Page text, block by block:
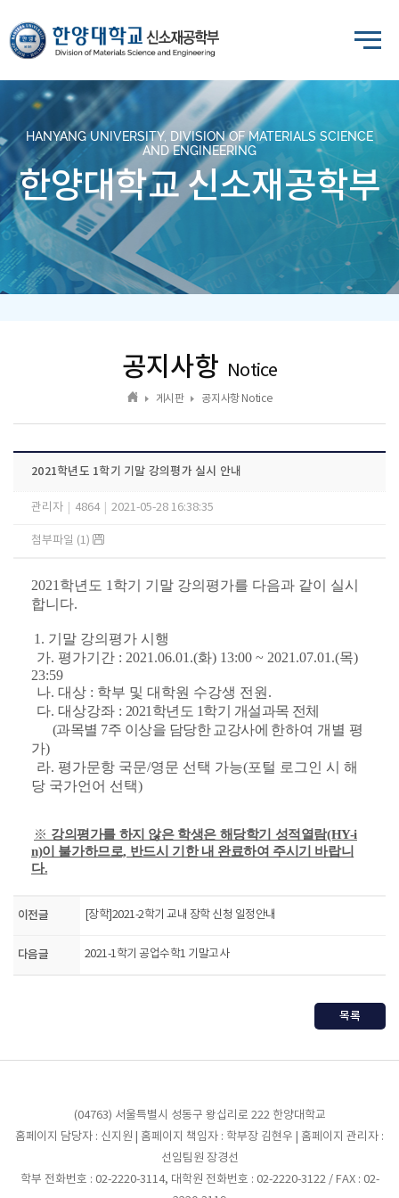
HANYANG UNIVERSITY, DIVISION OF MATERIALS SCIENCE
AND ENGINEERING
한양대학교 신소재공학부
공지사항 Notice
게시판 공지사항 Notice
2021학년도 1학기 기말 강의평가 실시 안내
관리자 4864 2021-05-28 16:38:35
첨부파일 (1)
2021 학년도 1 학기 기말 강의평가를 다음과 같이 실시
합니다.
1. 기말 강의평가 시행
가. 평가기간 : 2021.06.01.(화) 13:00 ~ 2021.07.01.(목)
23:59
나. 대상 : 학부 및 대학원 수강생 전원 .
다. 대상강좌 : 2021 학년도 1학기 개설과목 전체
(과목별 7주 이상을 담당한 교강사에 한하여 개별 평
가)
라. 평가문항 국문/영문 선택 가능(포털 로그인 시 해
당 국가언어 선택)
※ 강의평가를 하지 않은 학생은 해당학기 성적열람(HY-i
n)이 불가하므로, 반드시 기한 내 완료하여 주시기 바랍니
다.
이전글 [장학]2021-2학기 교내 장학 신청 일정안내
다음글 2021-1학기 공업수학1 기말고사
목록
(04763) 서울특별시 성동구 왕십리로 222 한양대학교
홈페이지 담당자 : 신지원 | 홈페이지 책임자 : 학부장 김현우 | 홈페이지 관리자 :
선임팀원 장경선
학부 전화번호 : 02-2220-3114, 대학원 전화번호 : 02-2220-3122 / FAX : 02-